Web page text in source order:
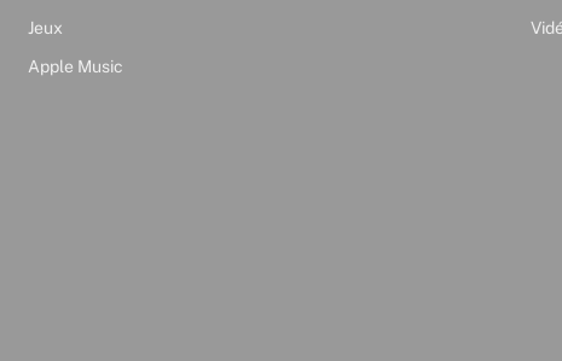
Jeux
Apple Music